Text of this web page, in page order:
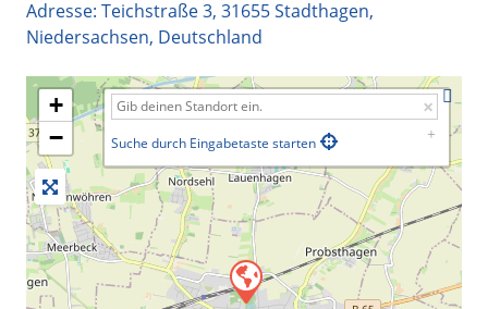
Adresse: Teichstraße 3, 31655Stadthagen,
Niedersachsen, Deutschland
+
−
Suche durch Eingabetaste starten